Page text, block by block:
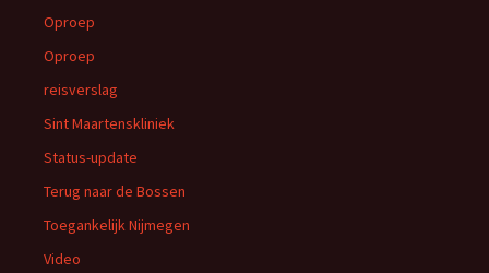
Oproep
Oproep
reisverslag
Sint Maartenskliniek
Status-update
Terug naar de Bossen
Toegankelijk Nijmegen
Video